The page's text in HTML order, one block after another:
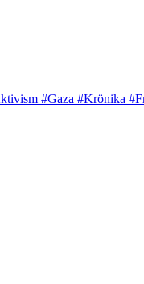
#Gaza #Krönika